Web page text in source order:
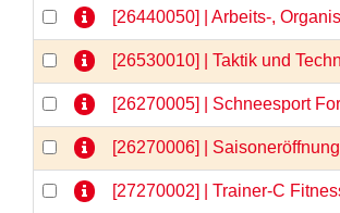
[26440050] | Arbeits-,
[26530010] | Taktik und
[26270005] | Schneesport
[26270006] |
[27270002] | Trainer-C